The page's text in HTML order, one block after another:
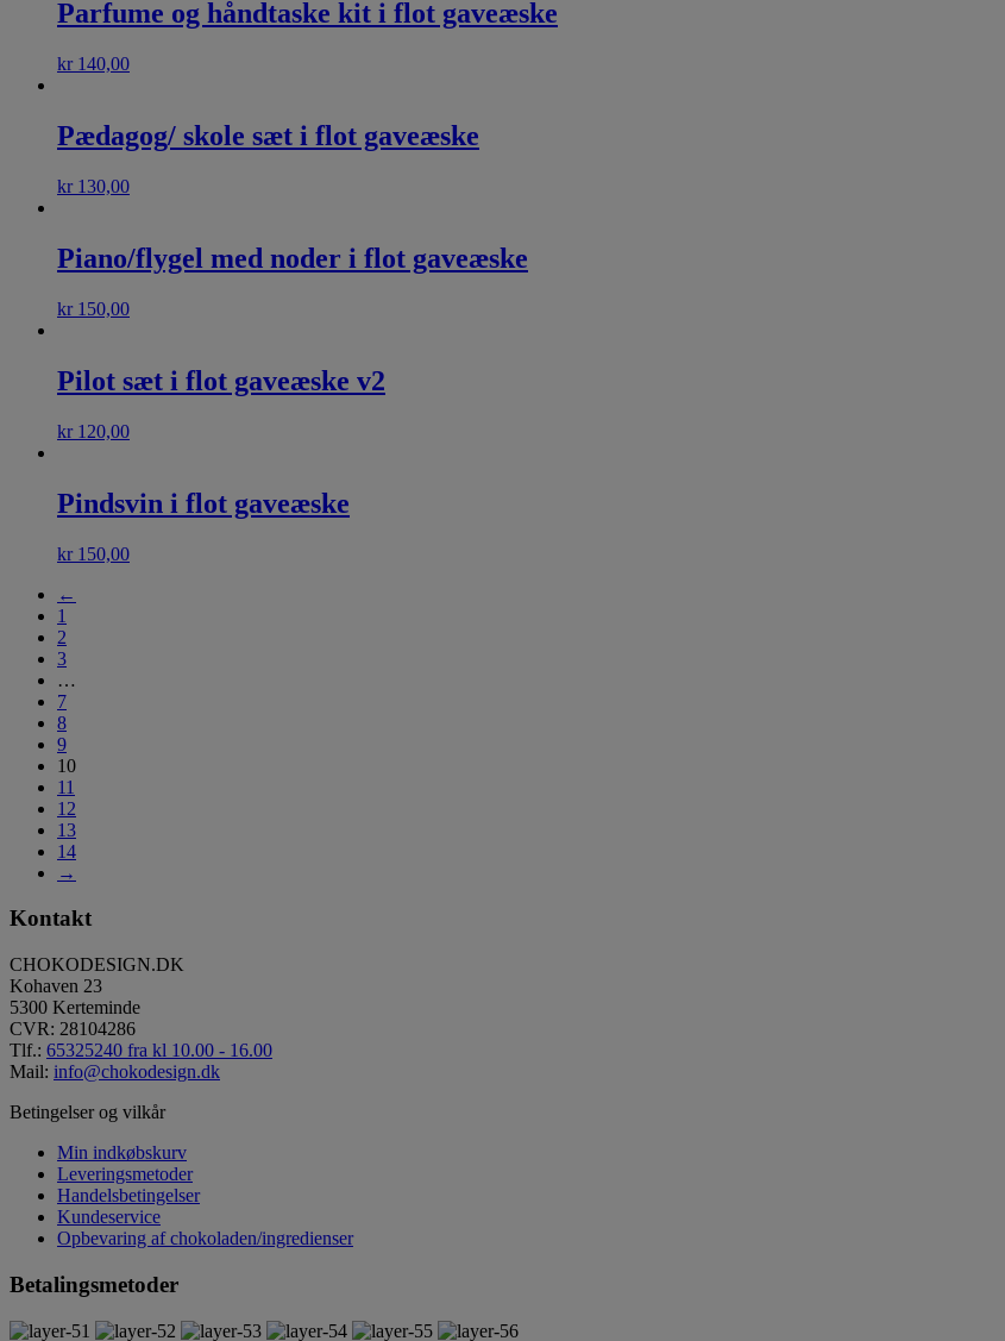
Parfume og håndtaske kit i flot gaveæske
kr140,00
Pædagog/ skole sæt i flot gaveæske
kr130,00
Piano/flygel med noder i flot gaveæske
kr150,00
Pilot sæt i flot gaveæske v2
kr120,00
Pindsvin i flot gaveæske
kr150,00
←
1
2
3
…
7
8
9
10
11
12
13
14
→
Kontakt
CHOKODESIGN.DK
Kohaven 23
5300 Kerteminde
CVR: 28104286
Tlf.: 65325240 fra kl 10.00 - 16.00
Mail: info@chokodesign.dk
Betingelser og vilkår
Min indkøbskurv
Leveringsmetoder
Handelsbetingelser
Kundeservice
Opbevaring af chokoladen/ingredienser
Betalingsmetoder